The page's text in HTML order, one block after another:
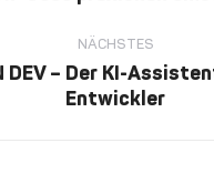
NÄCHSTES
Nächster
DEV – Der KI-
Entwickler